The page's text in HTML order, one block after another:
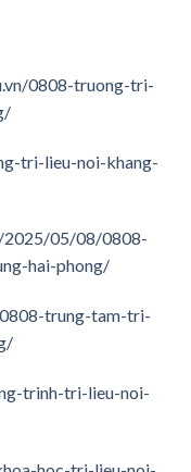
0808-truong-tri-
tri-lieu-noi-khang-
2025/05/08/0808-
hai-phong/
trung-tam-tri-
trinh-tri-lieu-noi-